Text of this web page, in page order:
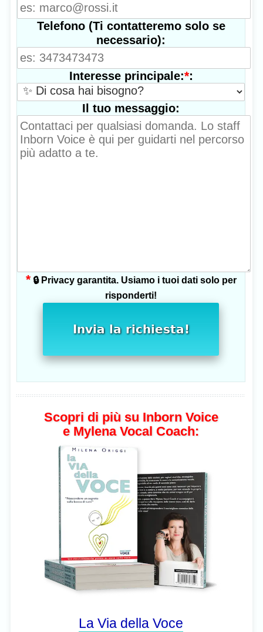
Telefono (Ti contatteremo solo se
necessario):
Interesse principale:*:
Il tuo messaggio:
*🔒 Privacy garantita. Usiamo i tuoi dati solo per
risponderti!
Invia la richiesta!
Scopri di più su Inborn Voice
e Mylena Vocal Coach:
La Via della Voce